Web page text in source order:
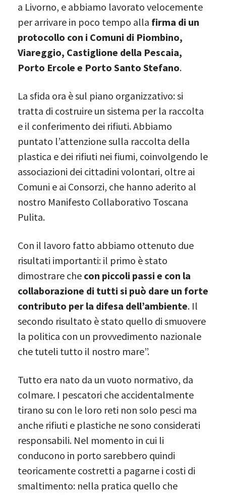
a Livorno, e abbiamo lavorato velocemente
per arrivare in poco tempo alla firma di un
protocollo con i Comuni di Piombino,
Viareggio, Castiglione della Pescaia,
Porto Ercole e Porto Santo Stefano.
La sfida ora è sul piano organizzativo: si
tratta di costruire un sistema per la raccolta
e il conferimento dei rifiuti. Abbiamo
puntato l’attenzione sulla raccolta della
plastica e dei rifiuti nei fiumi, coinvolgendo le
associazioni dei cittadini volontari, oltre ai
Comuni e ai Consorzi, che hanno aderito al
nostro Manifesto Collaborativo Toscana
Pulita.
Con il lavoro fatto abbiamo ottenuto due
risultati importanti: il primo è stato
dimostrare che con piccoli passi e con la
collaborazione di tutti si può dare un forte
contributo per la difesa dell’ambiente. Il
secondo risultato è stato quello di smuovere
la politica con un provvedimento nazionale
che tuteli tutto il nostro mare”.
Tutto era nato da un vuoto normativo, da
colmare. I pescatori che accidentalmente
tirano su con le loro reti non solo pesci ma
anche rifiuti e plastiche ne sono considerati
responsabili. Nel momento in cui li
conducono in porto sarebbero quindi
teoricamente costretti a pagarne i costi di
smaltimento: nella pratica quello che